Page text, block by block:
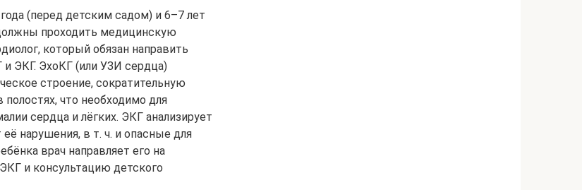
(перед дет­ским садом) и 6–7 лет
проходить медицинскую
который обязан направить
и ЭКГ. ЭхоКГ (или УЗИ сердца)
строение, сократительную
что необходимо для
сердца и лёгких. ЭКГ анализирует
нарушения, в т. ч. и опасные для
врач направляет его на
и консультацию детского